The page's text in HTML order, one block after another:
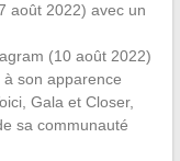
août 2022) avec un
(10 août 2022)
son apparence
Gala et Closer,
sa communauté